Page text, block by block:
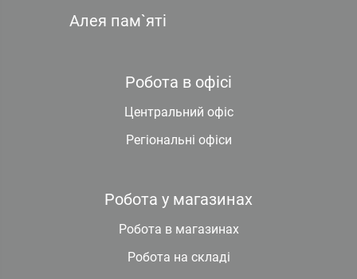
Алея пам`яті
Робота в офісі
Центральний офіс
Регіональні офіси
Робота у магазинах
Робота в магазинах
Робота на складі